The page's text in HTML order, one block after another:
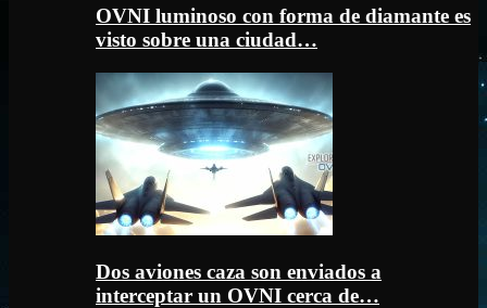
OVNI luminoso con forma de diamante es
visto sobre una ciudad…
Dos aviones caza son enviados a
interceptar un OVNI cerca de…